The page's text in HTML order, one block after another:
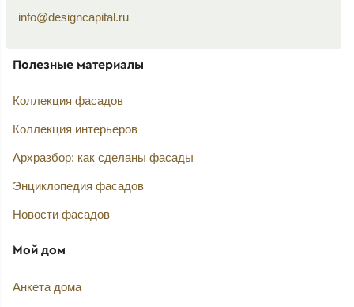
info@designcapital.ru
Полезные материалы
Коллекция фасадов
Коллекция интерьеров
Архразбор: как сделаны фасады
Энциклопедия фасадов
Новости фасадов
Мой дом
Анкета дома